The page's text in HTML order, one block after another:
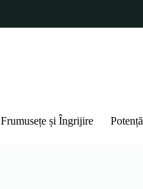
Frumusețe și Îngrijire Potență